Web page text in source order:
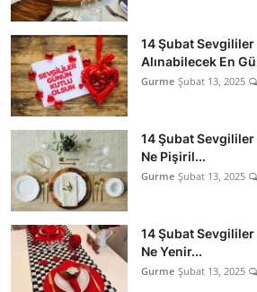
14 Şubat
Alınabilecek En
Gurme Şubat 13, 2025
14 Şubat
Ne Pişiril...
Gurme Şubat 13, 2025
14 Şubat
Ne Yenir...
Gurme Şubat 13, 2025